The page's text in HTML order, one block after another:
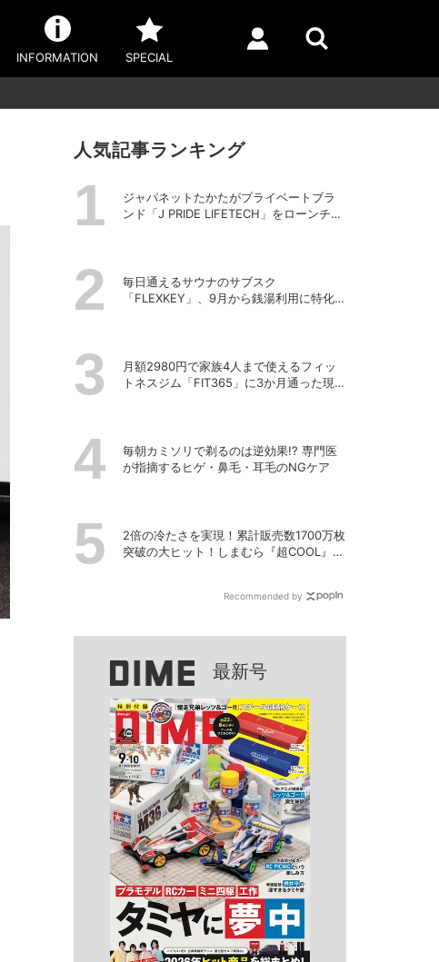
INFORMATION SPECIAL
人気記事ランキング
ジャパネットたかたがプライベートブラ
ンド「J PRIDE LIFETECH」をローンチ、
毎日通えるサウナのサブスク
「FLEXKEY」、9月から銭湯利用に特化し
月額2980円で家族4人まで使えるフィッ
トネスジム「FIT365」に3か月通った現在
毎朝カミソリで剃るのは逆効果!? 専門医
が指摘するヒゲ・鼻毛・耳毛のNGケア
2倍の冷たさを実現！累計販売数1700万枚
突破の大ヒット！しまむら『超COOL』シ
Recommended by
最新号